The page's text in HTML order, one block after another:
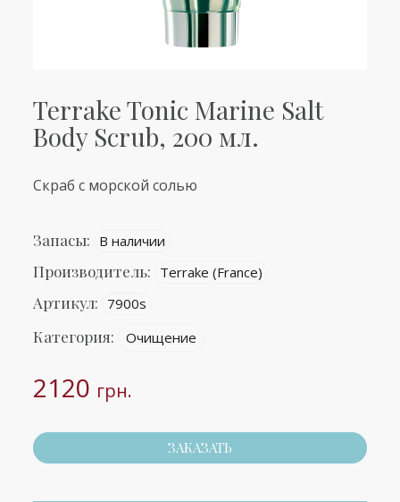
Terrake Tonic Marine Salt
Body Scrub, 200 мл.
Скраб с морской солью
Запасы: В наличии
Производитель: Terrake (France)
Артикул: 7900s
Категория: Очищение
2120 грн.
ЗАКАЗАТЬ